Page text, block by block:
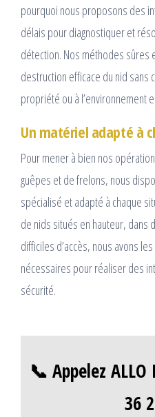
pourquoi nous proposons des
délais pour diagnostiquer et
détection. Nos méthodes sûres
destruction efficace du nid sans
propriété ou à l’environnement
Un matériel adapté à
Pour mener à bien nos
guêpes et de frelons, nous
spécialisé et adapté à chaque
de nids situés en hauteur, dans
difficiles d’accès, nous avons
nécessaires pour réaliser des
sécurité.
📞 Appelez ALLO
36